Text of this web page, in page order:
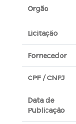
Orgão
Licitação
Fornecedor
CPF / CNPJ
Data de
Publicação